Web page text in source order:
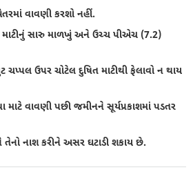
વાવણી કરશો નહીં.
માટીનું સારુ માળખું અને ઉચ્ચ પીએચ (7.2)
ચપ્પલ ઉપર ચોટેલ દુષિત માટીથી ફેલાવો ન થાય
વાવણી પછી જમીનને સૂર્યપ્રકાશમાં પડતર
નાશ કરીને અસર ઘટાડી શકાય છે.